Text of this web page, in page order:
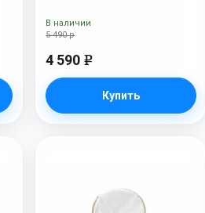
5 490 р
4 590 e
Купить
В наличии